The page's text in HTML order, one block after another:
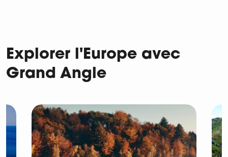
Explorer l'Europe avec
Grand Angle